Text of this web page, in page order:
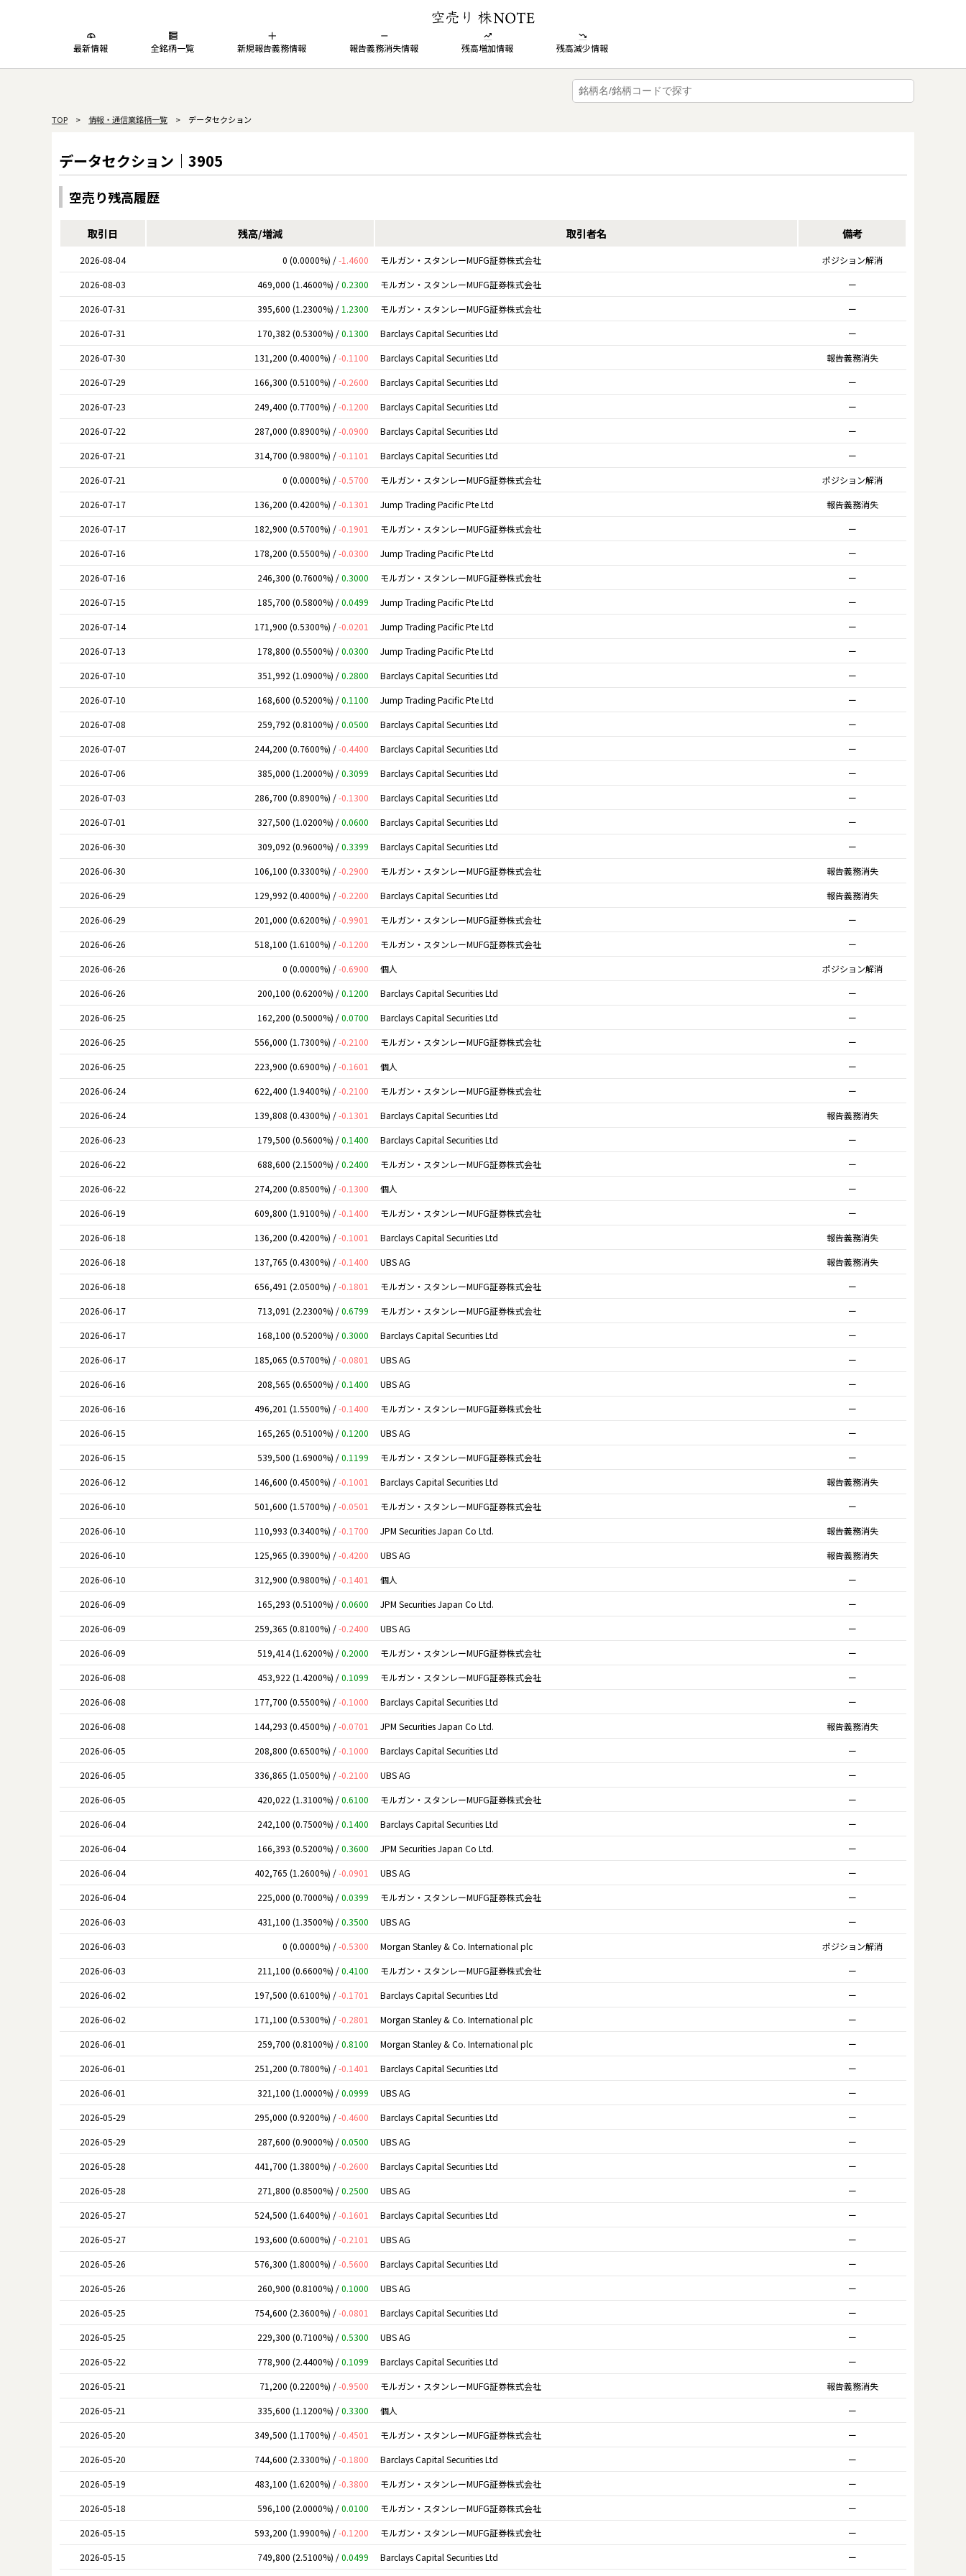
最新情報 全銘柄一覧 新規報告義務情報 報告義務消失情報 残高増加情報 残高減少情報
TOP > 情報・通信業銘柄一覧 > データセクション
データセクション｜3905
空売り残高履歴
取引日 残高/増減 取引者名 備考
2026-08-04 0 (0.0000%) /-1.4600 モルガン・スタンレーMUFG証券株式会社
ポジション解消
2026-08-03
469,000 (1.4600%) /0.2300 モルガン・スタンレーMUFG証券株式会社
ー
2026-07-31
395,600 (1.2300%) / 1.2300 モルガン・スタンレーMUFG証券株式会社
ー
2026-07-31
170,382 (0.5300%) /0.1300 Barclays Capital Securities Ltd
ー
2026-07-30
131,200 (0.4000%) /-0.1100 Barclays Capital Securities Ltd
報告義務消失
2026-07-29
166,300 (0.5100%) /-0.2600 Barclays Capital Securities Ltd
ー
2026-07-23
249,400 (0.7700%) /-0.1200 Barclays Capital Securities Ltd
ー
2026-07-22
287,000 (0.8900%) /-0.0900 Barclays Capital Securities Ltd
ー
2026-07-21
314,700 (0.9800%) /-0.1101 Barclays Capital Securities Ltd
ー
2026-07-21
0 (0.0000%) /-0.5700 モルガン・スタンレーMUFG証券株式会社
ポジション解消
2026-07-17
136,200 (0.4200%) /-0.1301 Jump Trading Pacific Pte Ltd
報告義務消失
2026-07-17
182,900 (0.5700%) /-0.1901 モルガン・スタンレーMUFG証券株式会社
ー
2026-07-16
178,200 (0.5500%) /-0.0300 Jump Trading Pacific Pte Ltd
ー
2026-07-16
246,300 (0.7600%) /0.3000 モルガン・スタンレーMUFG証券株式会社
ー
2026-07-15
185,700 (0.5800%) /0.0499 Jump Trading Pacific Pte Ltd
ー
2026-07-14
171,900 (0.5300%) /-0.0201 Jump Trading Pacific Pte Ltd
ー
2026-07-13
178,800 (0.5500%) /0.0300 Jump Trading Pacific Pte Ltd
ー
2026-07-10
351,992 (1.0900%) /0.2800 Barclays Capital Securities Ltd
ー
2026-07-10
168,600 (0.5200%) /0.1100 Jump Trading Pacific Pte Ltd
ー
2026-07-08
259,792 (0.8100%) /0.0500 Barclays Capital Securities Ltd
ー
2026-07-07
244,200 (0.7600%) /-0.4400 Barclays Capital Securities Ltd
ー
2026-07-06
385,000 (1.2000%) /0.3099 Barclays Capital Securities Ltd
ー
2026-07-03
286,700 (0.8900%) /-0.1300 Barclays Capital Securities Ltd
ー
2026-07-01
327,500 (1.0200%) /0.0600 Barclays Capital Securities Ltd
ー
2026-06-30
309,092 (0.9600%) /0.3399 Barclays Capital Securities Ltd
ー
2026-06-30
106,100 (0.3300%) /-0.2900 モルガン・スタンレーMUFG証券株式会社
報告義務消失
2026-06-29
129,992 (0.4000%) /-0.2200 Barclays Capital Securities Ltd
報告義務消失
2026-06-29
201,000 (0.6200%) /-0.9901 モルガン・スタンレーMUFG証券株式会社
ー
2026-06-26
518,100 (1.6100%) /-0.1200 モルガン・スタンレーMUFG証券株式会社
ー
2026-06-26
0 (0.0000%) /-0.6900 個人
ポジション解消
2026-06-26
200,100 (0.6200%) /0.1200 Barclays Capital Securities Ltd
ー
2026-06-25
162,200 (0.5000%) /0.0700 Barclays Capital Securities Ltd
ー
2026-06-25
556,000 (1.7300%) /-0.2100 モルガン・スタンレーMUFG証券株式会社
ー
2026-06-25
223,900 (0.6900%) /-0.1601 個人
ー
2026-06-24
622,400 (1.9400%) /-0.2100 モルガン・スタンレーMUFG証券株式会社
ー
2026-06-24
139,808 (0.4300%) /-0.1301 Barclays Capital Securities Ltd
報告義務消失
2026-06-23
179,500 (0.5600%) /0.1400 Barclays Capital Securities Ltd
ー
2026-06-22
688,600 (2.1500%) /0.2400 モルガン・スタンレーMUFG証券株式会社
ー
2026-06-22
274,200 (0.8500%) /-0.1300 個人
ー
2026-06-19
609,800 (1.9100%) /-0.1400 モルガン・スタンレーMUFG証券株式会社
ー
2026-06-18
136,200 (0.4200%) /-0.1001 Barclays Capital Securities Ltd
報告義務消失
2026-06-18
137,765 (0.4300%) /-0.1400 UBS AG
報告義務消失
2026-06-18
656,491 (2.0500%) /-0.1801 モルガン・スタンレーMUFG証券株式会社
ー
2026-06-17
713,091 (2.2300%) /0.6799 モルガン・スタンレーMUFG証券株式会社
ー
2026-06-17
168,100 (0.5200%) /0.3000 Barclays Capital Securities Ltd
ー
2026-06-17
185,065 (0.5700%) /-0.0801 UBS AG
ー
2026-06-16
208,565 (0.6500%) /0.1400 UBS AG
ー
2026-06-16
496,201 (1.5500%) /-0.1400 モルガン・スタンレーMUFG証券株式会社
ー
2026-06-15
165,265 (0.5100%) /0.1200 UBS AG
ー
2026-06-15
539,500 (1.6900%) /0.1199 モルガン・スタンレーMUFG証券株式会社
ー
2026-06-12
146,600 (0.4500%) /-0.1001 Barclays Capital Securities Ltd
報告義務消失
2026-06-10
501,600 (1.5700%) /-0.0501 モルガン・スタンレーMUFG証券株式会社
ー
2026-06-10
110,993 (0.3400%) /-0.1700 JPM Securities Japan Co Ltd.
報告義務消失
2026-06-10
125,965 (0.3900%) /-0.4200 UBS AG
報告義務消失
2026-06-10
312,900 (0.9800%) /-0.1401 個人
ー
2026-06-09
165,293 (0.5100%) /0.0600 JPM Securities Japan Co Ltd.
ー
2026-06-09
259,365 (0.8100%) /-0.2400 UBS AG
ー
2026-06-09
519,414 (1.6200%) /0.2000 モルガン・スタンレーMUFG証券株式会社
ー
2026-06-08
453,922 (1.4200%) /0.1099 モルガン・スタンレーMUFG証券株式会社
ー
2026-06-08
177,700 (0.5500%) /-0.1000 Barclays Capital Securities Ltd
ー
2026-06-08
144,293 (0.4500%) /-0.0701 JPM Securities Japan Co Ltd.
報告義務消失
2026-06-05
208,800 (0.6500%) /-0.1000 Barclays Capital Securities Ltd
ー
2026-06-05
336,865 (1.0500%) /-0.2100 UBS AG
ー
2026-06-05
420,022 (1.3100%) /0.6100 モルガン・スタンレーMUFG証券株式会社
ー
2026-06-04
242,100 (0.7500%) /0.1400 Barclays Capital Securities Ltd
ー
2026-06-04
166,393 (0.5200%) /0.3600 JPM Securities Japan Co Ltd.
ー
2026-06-04
402,765 (1.2600%) /-0.0901 UBS AG
ー
2026-06-04
225,000 (0.7000%) /0.0399 モルガン・スタンレーMUFG証券株式会社
ー
2026-06-03
431,100 (1.3500%) /0.3500 UBS AG
ー
2026-06-03
0 (0.0000%) /-0.5300 Morgan Stanley & Co. International plc
ポジション解消
2026-06-03
211,100 (0.6600%) /0.4100 モルガン・スタンレーMUFG証券株式会社
ー
2026-06-02
197,500 (0.6100%) /-0.1701 Barclays Capital Securities Ltd
ー
2026-06-02
171,100 (0.5300%) /-0.2801 Morgan Stanley & Co. International plc
ー
2026-06-01
259,700 (0.8100%) /0.8100 Morgan Stanley & Co. International plc
ー
2026-06-01
251,200 (0.7800%) /-0.1401 Barclays Capital Securities Ltd
ー
2026-06-01
321,100 (1.0000%) /0.0999 UBS AG
ー
2026-05-29
295,000 (0.9200%) /-0.4600 Barclays Capital Securities Ltd
ー
2026-05-29
287,600 (0.9000%) /0.0500 UBS AG
ー
2026-05-28
441,700 (1.3800%) /-0.2600 Barclays Capital Securities Ltd
ー
2026-05-28
271,800 (0.8500%) /0.2500 UBS AG
ー
2026-05-27
524,500 (1.6400%) /-0.1601 Barclays Capital Securities Ltd
ー
2026-05-27
193,600 (0.6000%) /-0.2101 UBS AG
ー
2026-05-26
576,300 (1.8000%) /-0.5600 Barclays Capital Securities Ltd
ー
2026-05-26
260,900 (0.8100%) /0.1000 UBS AG
ー
2026-05-25
754,600 (2.3600%) /-0.0801 Barclays Capital Securities Ltd
ー
2026-05-25
229,300 (0.7100%) /0.5300 UBS AG
ー
2026-05-22
778,900 (2.4400%) /0.1099 Barclays Capital Securities Ltd
ー
2026-05-21
71,200 (0.2200%) /-0.9500 モルガン・スタンレーMUFG証券株式会社
報告義務消失
2026-05-21
335,600 (1.1200%) /0.3300 個人
ー
2026-05-20
349,500 (1.1700%) /-0.4501 モルガン・スタンレーMUFG証券株式会社
ー
2026-05-20
744,600 (2.3300%) /-0.1800 Barclays Capital Securities Ltd
ー
2026-05-19
483,100 (1.6200%) /-0.3800 モルガン・スタンレーMUFG証券株式会社
ー
2026-05-18
596,100 (2.0000%) /0.0100 モルガン・スタンレーMUFG証券株式会社
ー
2026-05-15
593,200 (1.9900%) /-0.1200 モルガン・スタンレーMUFG証券株式会社
ー
2026-05-15
749,800 (2.5100%) /0.0499 Barclays Capital Securities Ltd
ー